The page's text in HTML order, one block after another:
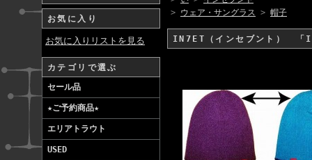
お気に入り
お気に入りリストを見る
カテゴリで選ぶ
セール品
★ご予約商品★
エリアトラウト
USED
> ウェア・サングラス > 帽子
IN7ET（インセブント）